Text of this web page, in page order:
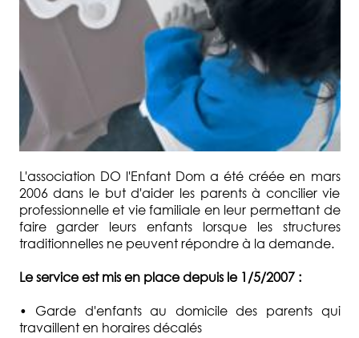
L'association DO l'Enfant Dom a été créée en mars
2006 dans le but d'aider les parents à concilier vie
professionnelle et vie familiale en leur permettant de
faire garder leurs enfants lorsque les structures
traditionnelles ne peuvent répondre à la demande.
Le service est mis en place depuis le 1/5/2007 :
• Garde d'enfants au domicile des parents qui
travaillent en horaires décalés